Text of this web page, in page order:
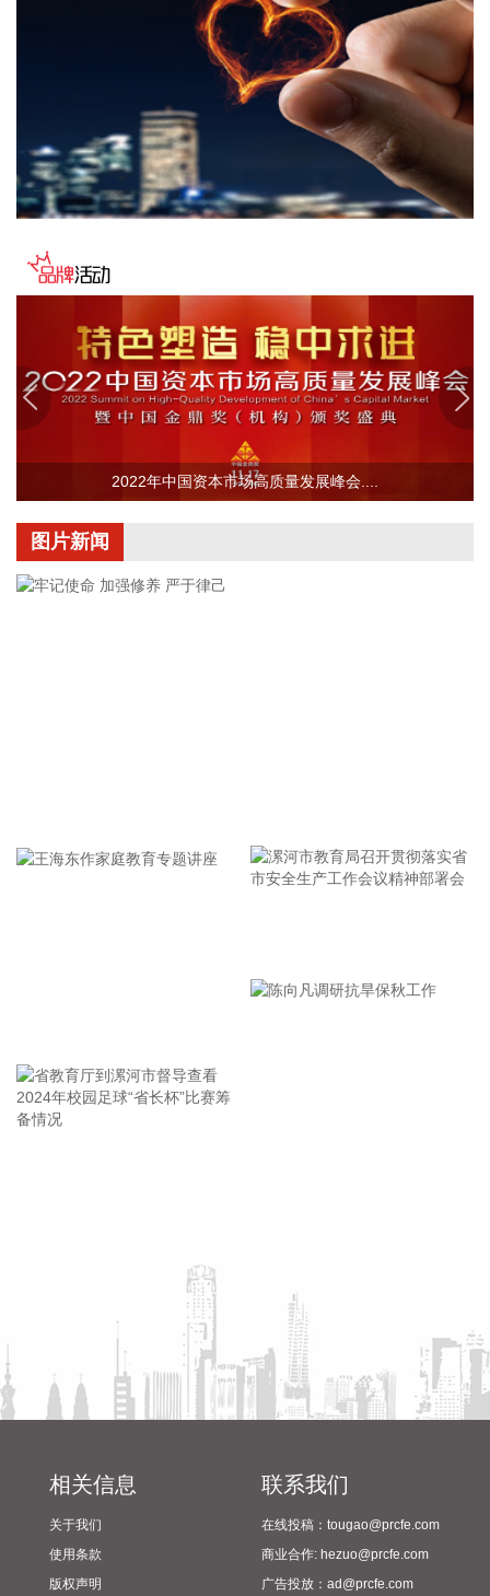
翰宇药业(300199)8月7日公告，公司于近日收到国家药品监督
管理局签发的替尔泊肽注射液《受理通知书》。替尔泊肽国内
仅有礼来公司进口产品及本地化产品在售，翰宇药业为国内首
家提出上市许可申请的企业。
2026-08-07 17:18:33
超频三(300647)8月7日披露半年报，2026年上半年，公司实
现营业收入6.34亿元，同比增长33.72%；归属于上市公司股东
0.0379元。报告期内，公司锂离子电池材料业务实现营业收入
4.72亿元，同比提升114.87%，锂离子电池材料市场行情回
暖，公司碳酸锂产能逐步释放，经营利润扭亏为盈，盈利能力
进一步增强。
2026-08-07 17:18:32
海峡股份(002320)8月7日公告，公司下属全资子公司中远海运
客运有限公司于近日收到政府补助资金1.03亿元，为与收益相
关的政府补助，占公司2025年度经审计归属于上市公司股东的
净利润的59.25%。
2026-08-07 17:18:31
美联新材(300586)8月7日披露业绩预告，预计2026年半年度
元。2026年上半年，公司把握行业结构性行情机遇，持续优化
产品结构，加快湖北基地产能释放，整体产销量与经营业绩稳
实现营业收入7.58亿元，同比下降12%；归属于上市公司股东
的净利润1.53亿元，同比下降40.78%；基本每股收益0.1215
据上交所官网，云深处科技股份有限公司科创板IPO审核状态
2026-08-07 17:10:49
据中国贸易救济信息网，2026年8月7日，日本内阁发布第254
号政令，对原产于中国和韩国的热镀锌钢带和钢板征收临时反
倾销税，措施自公告发布次日起生效，有效期至2026年12月7
2026-08-07 17:06:21
据市场监管总局消息，数据显示，上半年全国从事广告业务的
头部企事业单位共实现收入10373.8亿元，同比增长11.3%，
广告产业发展增势强劲。 上半年，互联网广告发布收入6121
2022年中国资本市场高质量发展峰会....
图片新闻
市安全生产工作会议精神部署
相关信息
关于我们
使用条款
版权声明
联系我们
在线投稿：tougao@prcfe.com
商业合作: hezuo@prcfe.com
广告投放：ad@prcfe.com